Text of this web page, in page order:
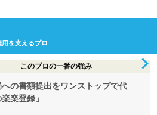
を支えるプロ
このプロの一番の強み
の書類提出をワンストップで代
楽登録」